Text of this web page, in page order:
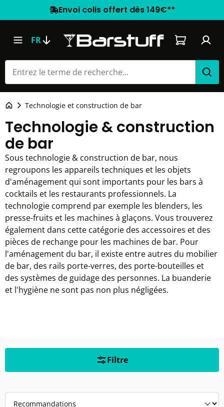
Envoi colis offert dès 149€**
FR Le panier
Technologie et construction de bar
Technologie & construction
de bar
Sous technologie & construction de bar, nous
regroupons les appareils techniques et les objets
d'aménagement qui sont importants pour les bars à
cocktails et les restaurants professionnels. La
technologie comprend par exemple les blenders, les
presse-fruits et les machines à glaçons. Vous trouverez
également dans cette catégorie des accessoires et des
pièces de rechange pour les machines de bar. Pour
l'aménagement du bar, il existe entre autres du mobilier
de bar, des rails porte-verres, des porte-bouteilles et
des systèmes de guidage des personnes. La buanderie
et l'hygiène ne sont pas non plus négligées.
Filtre